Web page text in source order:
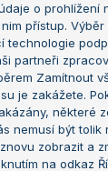
French Open
Wimbledon
US Open
Turnaj mistrů
Turnaj mistryň
o prohlížení
přístup. Výběr
technologie
partneři
Zamítnout
je zakážete.
některé
nemusí být tolik
zobrazit a
na odkaz